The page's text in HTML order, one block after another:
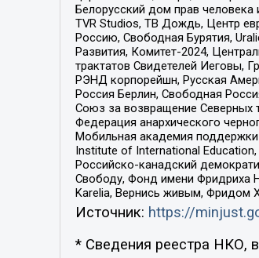
Белорусский дом прав
TVR Studios, ТВ Дождь, Центр
Россию, Свободная Бурятия,
Развития, Комитет-2024,
трактатов Свидетелей Иеговы,
РЭНД корпорейшн, Русская
Россия Берлин, Свободная
Союз за возвращение Северных
Федерация анархического
Мобильная академия поддержки
Institute of International
Российско-канадский
Свободу, Фонд имени Фридриха
Karelia, Вернись живым, Фридом
Источник: https://
* Сведения реестра НКО,